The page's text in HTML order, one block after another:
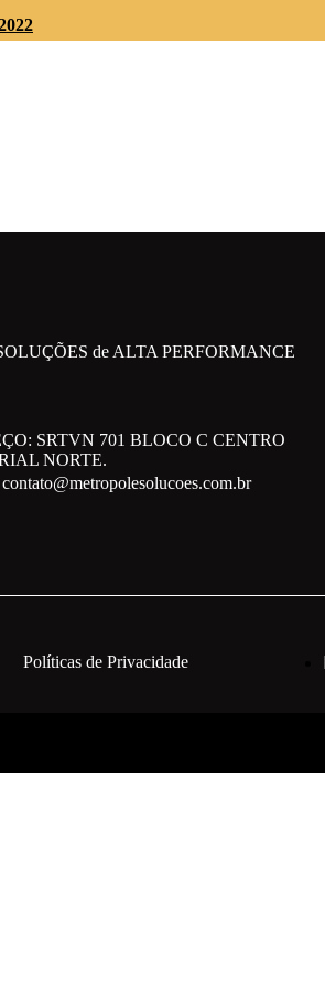
de ALTA PERFORMANCE
SRTVN 701 BLOCO C CENTRO
NORTE.
Políticas de Privacidade